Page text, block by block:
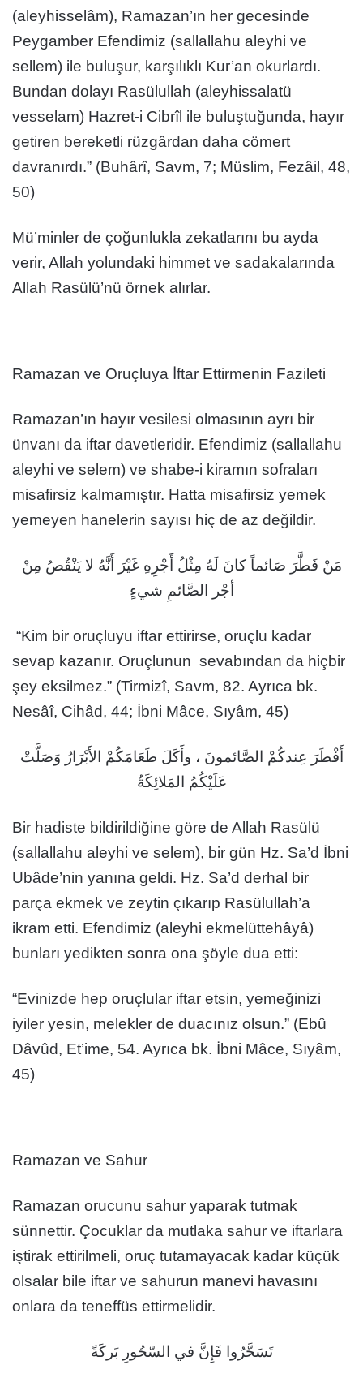
(aleyhisselâm), Ramazan’ın her gecesinde
Peygamber Efendimiz (sallallahu aleyhi ve
sellem) ile buluşur, karşılıklı Kur’an okurlardı.
Bundan dolayı Rasülullah (aleyhissalatü
vesselam) Hazret-i Cibrîl ile buluştuğunda, hayır
getiren bereketli rüzgârdan daha cömert
davranırdı.” (Buhârî, Savm, 7; Müslim, Fezâil, 48,
50)
Mü’minler de çoğunlukla zekatlarını bu ayda
verir, Allah yolundaki himmet ve sadakalarında
Allah Rasülü’nü örnek alırlar.
Ramazan ve Oruçluya İftar Ettirmenin Fazileti
Ramazan’ın hayır vesilesi olmasının ayrı bir
ünvanı da iftar davetleridir. Efendimiz (sallallahu
aleyhi ve selem) ve shabe-i kiramın sofraları
misafirsiz kalmamıştır. Hatta misafirsiz yemek
yemeyen hanelerin sayısı hiç de az değildir.
مَنْ فَطَّرَ صَائماً كانَ لَهُ مِثْلُ أَجْرِهِ غَيْرَ أَنَّهُ لا يَنْقُصُ مِنْ
أجْر الصَّائمِ شيءٍ
“Kim bir oruçluyu iftar ettirirse, oruçlu kadar
sevap kazanır. Oruçlunun sevabından da hiçbir
şey eksilmez.” (Tirmizî, Savm, 82. Ayrıca bk.
Nesâî, Cihâd, 44; İbni Mâce, Sıyâm, 45)
أَفْطَرَ عِندكُمْ الصَّائمونَ ، وأَكَلَ طَعَامَكُمْ الأَبْرَارُ وَصَلَّتْ
عَلَيْكُمُ المَلائِكَةُ
Bir hadiste bildirildiğine göre de Allah Rasülü
(sallallahu aleyhi ve selem), bir gün Hz. Sa’d İbni
Ubâde’nin yanına geldi. Hz. Sa’d derhal bir
parça ekmek ve zeytin çıkarıp Rasülullah’a
ikram etti. Efendimiz (aleyhi ekmelüttehâyâ)
bunları yedikten sonra ona şöyle dua etti:
“Evinizde hep oruçlular iftar etsin, yemeğinizi
iyiler yesin, melekler de duacınız olsun.” (Ebû
Dâvûd, Et’ime, 54. Ayrıca bk. İbni Mâce, Sıyâm,
45)
Ramazan ve Sahur
Ramazan orucunu sahur yaparak tutmak
sünnettir. Çocuklar da mutlaka sahur ve iftarlara
iştirak ettirilmeli, oruç tutamayacak kadar küçük
olsalar bile iftar ve sahurun manevi havasını
onlara da teneffüs ettirmelidir.
تَسَحَّرُوا فَإِنَّ في السّحُورِ بَركَةً